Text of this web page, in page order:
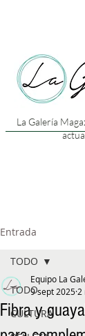
La Galería
Entrada
TODO
CULTURA
TODO
Fibra y
Equipo La
9 sept 2025 2